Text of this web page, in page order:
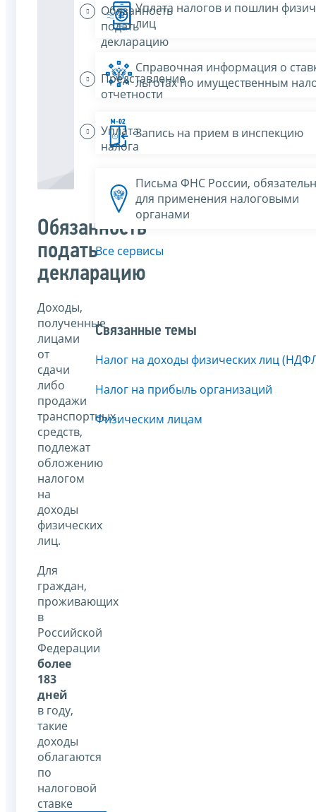
Обязанность
подать
декларацию
Представление
отчетности
Уплата
налога
Обязанность
подать
декларацию
Доходы,
полученные
лицами
от
сдачи
либо
продажи
транспортных
средств,
подлежат
обложению
налогом
на
доходы
физических
лиц.
Для
граждан,
проживающих
в
Российской
Федерации
более
183
дней
в году,
такие
доходы
облагаются
по
налоговой
ставке
Уплата налогов и пошлин
лиц
Справочная информация о
льготах по имущественным
Запись на прием в инспекцию
Письма ФНС России,
для применения налоговыми
органами
Все сервисы
Связанные темы
Налог на доходы физических лиц
Налог на прибыль организаций
Физическим лицам